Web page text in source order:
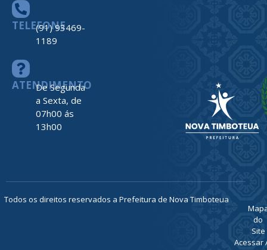
TELEFONE
(91) 93469-
1189
ATENDIMENTO
De Segunda
a Sexta, de
07h00 ás
13h00
Todos os direitos reservados a Prefeitura de Nova Timboteua
do
Site
Acessar